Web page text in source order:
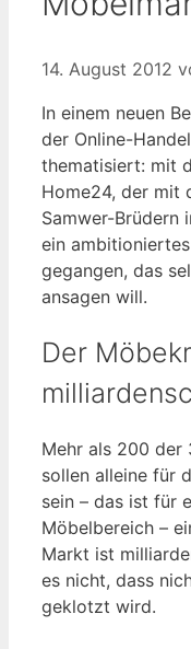
14. August 2012
In einem neuen
der Online-
thematisiert: mit
Home24, der mit
Samwer-Brüdern
ein
gegangen, das
ansagen will.
Der
Mehr als 200
sollen alleine für
sein – das ist für
Möbelbereich –
Markt ist
es nicht, dass
geklotzt wird.